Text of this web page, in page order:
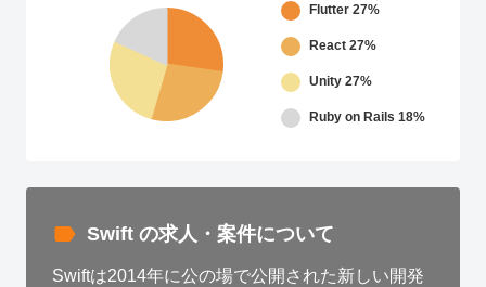
Flutter 27%
React 27%
Unity 27%
Ruby on Rails 18%
Swift の求人・案件について
Swiftは2014年に公の場で公開された新しい開発